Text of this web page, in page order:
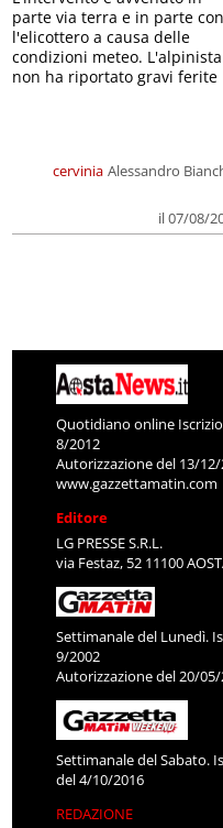
cervinia Alessandro
il 07/08/
parte via terra e in parte con
l'elicottero a causa delle
condizioni meteo. L'alpinista
non ha riportato gravi ferite
Quotidiano online
8/2012
Autorizzazione del 13/12/
www.gazzettamatin.com
Editore
LG PRESSE S.R.L.
via Festaz, 52 11100
Settimanale del Lunedì.
9/2002
Autorizzazione del 20/05/
Settimanale del Sabato.
del 4/10/2016
REDAZIONE